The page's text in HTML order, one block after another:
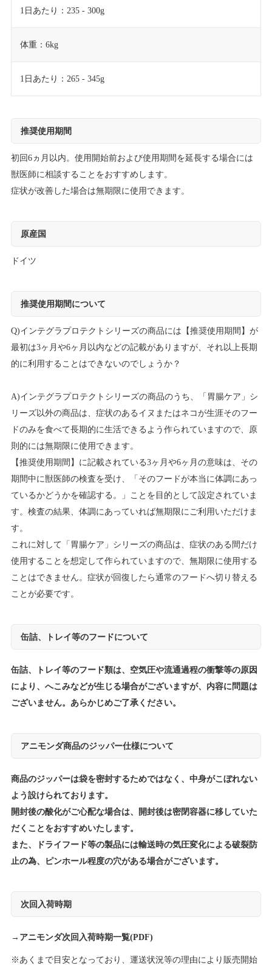
1日あたり：235 - 300g
体重：6kg
1日あたり：265 - 345g
推奨使用期間
初回6ヵ月以内。使用開始前および使用期間を延長する場合には
獣医師に相談することをおすすめします。
症状が改善した場合は無期限に使用できます。
原産国
ドイツ
推奨使用期間について
Q)インテグラプロテクトシリーズの商品には【推奨使用期間】が
最初は3ヶ月や6ヶ月以内などの記載がありますが、それ以上長期
的に利用することはできないのでしょうか？
A)インテグラプロテクトシリーズの商品のうち、「胃腸ケア」シ
リーズ以外の商品は、症状のあるイヌまたはネコが生涯そのフー
ドのみを食べて長期的に生活できるよう作られていますので、原
則的には無期限に使用できます。
【推奨使用期間】に記載されている3ヶ月や6ヶ月の意味は、その
期間中に獣医師の検査を受け、「そのフードが本当に体調にあっ
ているかどうかを確認する。」ことを目的として設定されていま
す。検査の結果、体調にあっていれば無期限にご利用いただけま
す。
これに対して「胃腸ケア」シリーズの商品は、症状のある間だけ
使用することを想定して作られていますので、無期限に使用する
ことはできません。症状が回復したら通常のフードへ切り替える
ことが必要です。
缶詰、トレイ等のフードについて
缶詰、トレイ等のフード類は、空気圧や流通過程の衝撃等の原因
により、へこみなどが生じる場合がございますが、内容に問題は
ございません。あらかじめご了承ください。
アニモンダ商品のジッパー仕様について
商品のジッパーは袋を密封するためではなく、中身がこぼれない
よう設けられております。
開封後の酸化がご心配な場合は、開封後は密閉容器に移していた
だくことをおすすめいたします。
また、ドライフード等の製品には輸送時の気圧変化による破裂防
止の為、ピンホール程度の穴がある場合がございます。
次回入荷時期
→ アニモンダ次回入荷時期一覧(PDF)
※あくまで目安となっており、運送状況等の理由により販売開始